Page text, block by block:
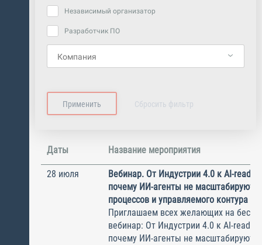
Независимый организатор
Разработчик ПО
Даты Название мероприятия
28 июля
Вебинар. От Индустрии 4.0 к AI-ready
почему ИИ-агенты не
процессов и управляемого контура
Приглашаем всех желающих на
вебинар: От Индустрии 4.0 к AI-ready
почему ИИ-агенты не